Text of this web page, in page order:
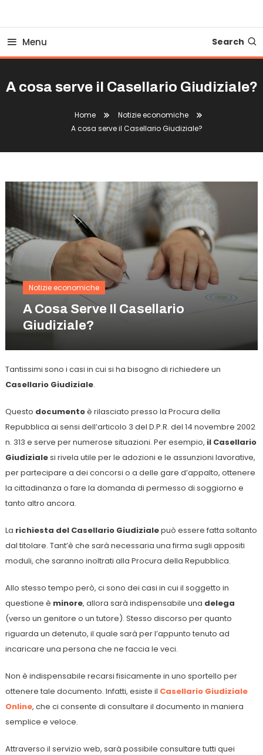
Menu Search
A cosa serve il Casellario Giudiziale?
Home
Notizie economiche
A cosa serve il Casellario Giudiziale?
Notizie economiche
A Cosa Serve Il Casellario
Giudiziale?
Tantissimi sono i casi in cui si ha bisogno di richiedere un
Casellario Giudiziale.
Questo documentoè rilasciato presso la Procura della
Repubblica ai sensi dell’articolo 3 del D.P.R. del 14 novembre 2002
n. 313 e serve per numerose situazioni. Per esempio, il Casellario
Giudizialesi rivela utile per le adozioni e le assunzioni lavorative,
per partecipare a dei concorsi o a delle gare d’appalto, ottenere
la cittadinanza o fare la domanda di permesso di soggiorno e
tanto altro ancora.
La richiesta del Casellario Giudizialepuò essere fatta soltanto
dal titolare. Tant’è che sarà necessaria una firma sugli appositi
moduli, che saranno inoltrati alla Procura della Repubblica.
Allo stesso tempo però, ci sono dei casi in cui il soggetto in
questione è minore, allora sarà indispensabile una delega
(verso un genitore o un tutore). Stesso discorso per quanto
riguarda un detenuto, il quale sarà per l’appunto tenuto ad
incaricare una persona che ne faccia le veci.
Non è indispensabile recarsi fisicamente in uno sportello per
ottenere tale documento. Infatti, esiste il Casellario Giudiziale
Online, che ci consente di consultare il documento in maniera
semplice e veloce.
Attraverso il servizio web, sarà possibile consultare tutti quei